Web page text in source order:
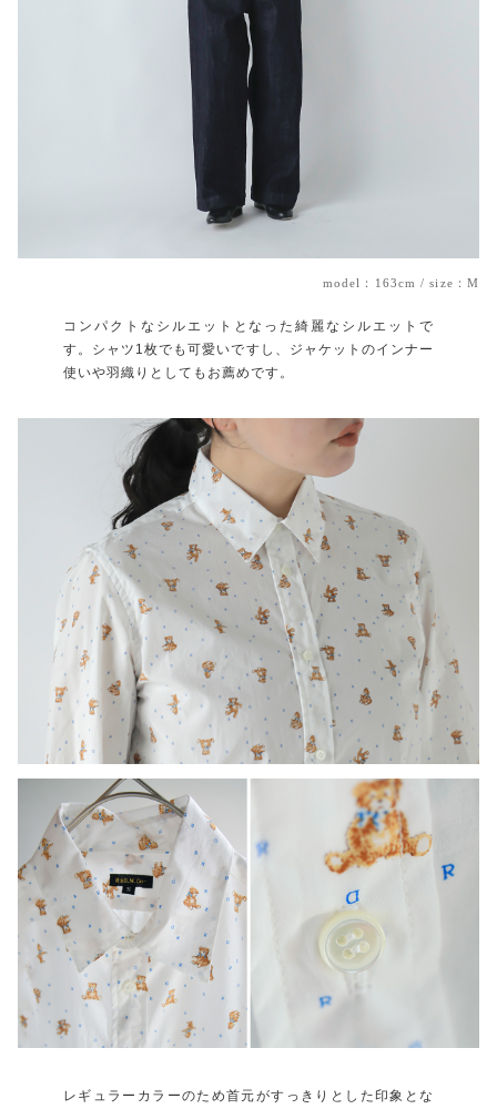
model：163cm / size：M
コンパクトなシルエットとなった綺麗なシルエットで
す。シャツ1枚でも可愛いですし、ジャケットのインナー
使いや羽織りとしてもお薦めです。
レギュラーカラーのため首元がすっきりとした印象とな